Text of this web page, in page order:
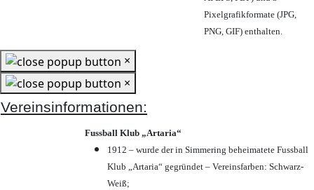
Pixelgrafikformate (JPG,
PNG, GIF) enthalten.
×
×
Vereinsinformationen:
Fussball Klub „Artaria“
1912 – wurde der in Simmering beheimatete Fussball
Klub „Artaria“ gegründet – Vereinsfarben: Schwarz-
Weiß;